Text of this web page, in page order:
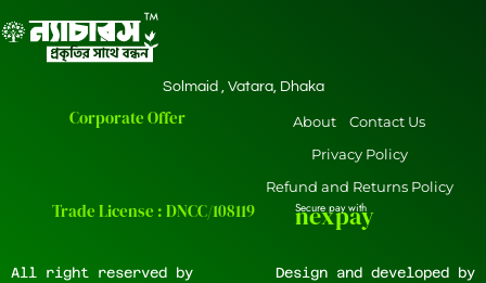
Solmaid , Vatara, Dhaka
About
Contact Us
Privacy Policy
Refund and Returns Policy
Corporate Offer
Trade License : DNCC/108119 Secure pay with
nexpay
All right reserved by Design and developed by